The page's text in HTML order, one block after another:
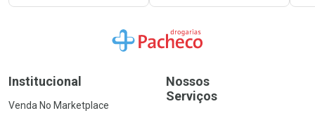
Ir para a Home
Institucional
Venda No Marketplace
Nossos
Serviços